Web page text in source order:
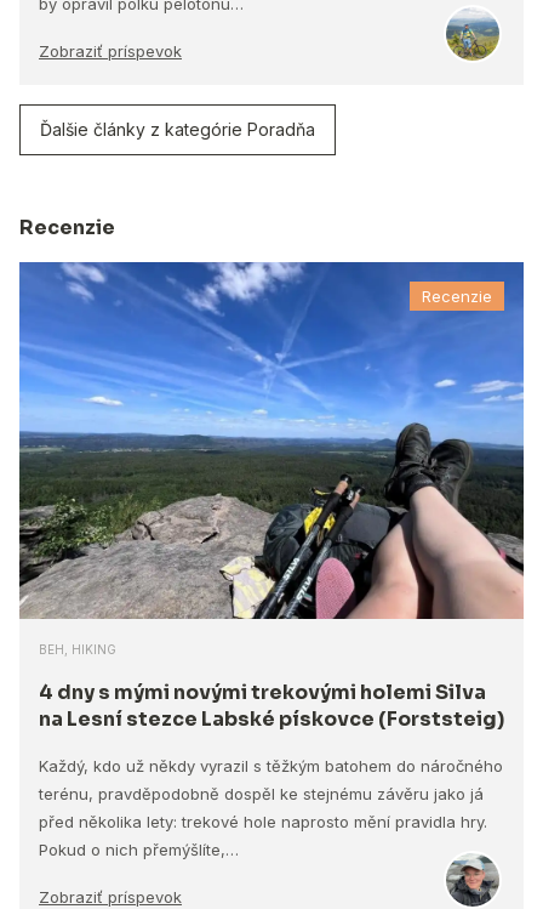
by opravil polku pelotónu…
Zobraziť príspevok
Ďalšie články z kategórie Poradňa
Recenzie
Recenzie
BEH, HIKING
4 dny s mými novými trekovými holemi Silva
na Lesní stezce Labské pískovce (Forststeig)
Každý, kdo už někdy vyrazil s těžkým batohem do náročného
terénu, pravděpodobně dospěl ke stejnému závěru jako já
před několika lety: trekové hole naprosto mění pravidla hry.
Pokud o nich přemýšlíte,…
Zobraziť príspevok